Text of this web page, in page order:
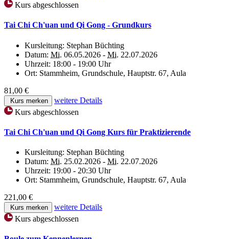
Kurs abgeschlossen
Tai Chi Ch'uan und Qi Gong - Grundkurs
Kursleitung: Stephan Büchting
Datum: Mi. 06.05.2026 - Mi. 22.07.2026
Uhrzeit: 18:00 - 19:00 Uhr
Ort: Stammheim, Grundschule, Hauptstr. 67, Aula
81,00 €
Kurs merken
weitere Details
Kurs abgeschlossen
Tai Chi Ch'uan und Qi Gong Kurs für Praktizierende
Kursleitung: Stephan Büchting
Datum: Mi. 25.02.2026 - Mi. 22.07.2026
Uhrzeit: 19:00 - 20:30 Uhr
Ort: Stammheim, Grundschule, Hauptstr. 67, Aula
221,00 €
Kurs merken
weitere Details
Kurs abgeschlossen